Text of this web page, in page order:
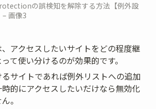
の誤検知を解除する方法【例外設
– 画像3
アクセスしたいサイトをどの程度継
て使い分けるのが効果的です。
サイトであれば例外リストへの追加
的にアクセスしたいだけなら無効化
。